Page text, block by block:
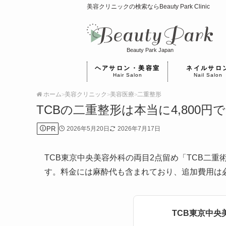
美容クリニックの検索ならBeauty Park Clinic
Beauty Park Japan
ヘアサロン・美容室
Hair Salon
ネイルサロ
Nail Salon
ホーム>美容クリニック >美容医療>二重整形
TCBの二重整形は本当に4,800円
PR 2026年5月20日 2026年7月17日
TCB東京中央美容外科の両目2点留め「TCB二重
す。料金には麻酔代も含まれており、追加費用は
TCB東京中央